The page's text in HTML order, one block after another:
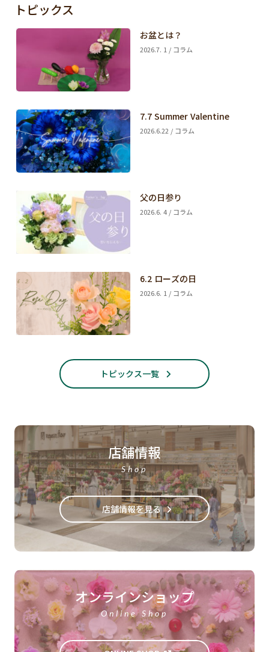
トピックス
お盆とは？
2026.7. 1 / コラム
7.7 Summer Valentine
2026.6.22 / コラム
父の日参り
2026.6. 4 / コラム
6.2 ローズの日
2026.6. 1 / コラム
トピックス一覧
店舗情報
Shop
店舗情報を見る
オンラインショップ
Online Shop